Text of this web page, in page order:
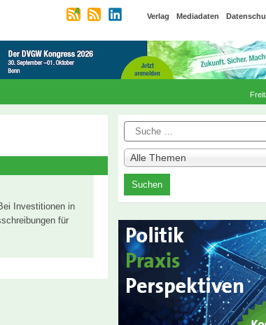
Verlag Mediadaten
Investitionen in
für
Suche
Alle Themen